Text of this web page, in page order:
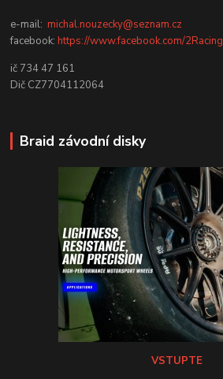
e-mail:michal.nouzecky@seznam.cz
facebook:https://www.facebook.com/2Racing
ič 734 47 161
Dič CZ7704112064
Braid závodní disky
VSTUPTE